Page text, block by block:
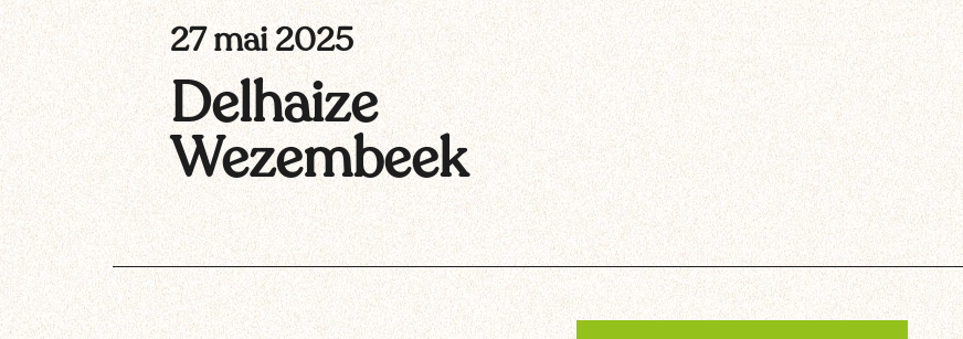
27 mai 2025
Delhaize
Wezembeek